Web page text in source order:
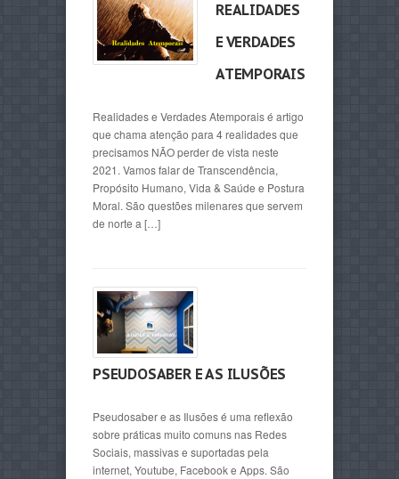
REALIDADES
E VERDADES
ATEMPORAIS
Realidades e Verdades Atemporais é artigo
que chama atenção para 4 realidades que
precisamos NÃO perder de vista neste
2021. Vamos falar de Transcendência,
Propósito Humano, Vida & Saúde e Postura
Moral. São questões milenares que servem
de norte a […]
PSEUDOSABER E AS ILUSÕES
Pseudosaber e as Ilusões é uma reflexão
sobre práticas muito comuns nas Redes
Sociais, massivas e suportadas pela
internet, Youtube, Facebook e Apps. São